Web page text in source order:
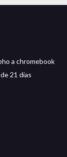
a chromebook
21 días